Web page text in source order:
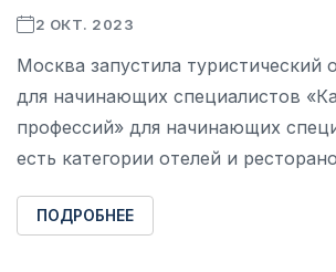
2 ОКТ. 2023
Москва запустила туристический
для начинающих специалистов
профессий» для начинающих
есть категории отелей и
ПОДРОБНЕЕ